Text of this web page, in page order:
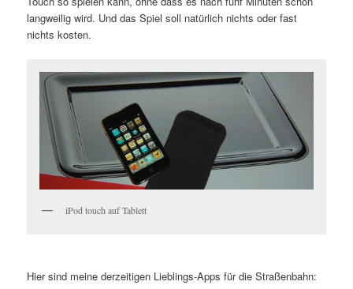
langweilig wird. Und das Spiel soll natürlich nichts oder fast
nichts kosten.
iPod touch auf Tablett
Hier sind meine derzeitigen Lieblings-Apps für die Straßenbahn: